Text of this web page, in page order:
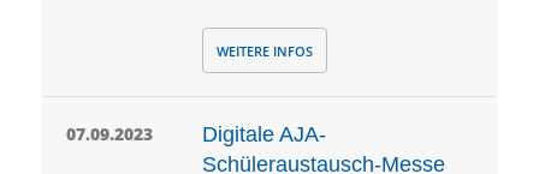
WEITERE INFOS
07.09.2023
Digitale AJA-
Schüleraustausch-Messe